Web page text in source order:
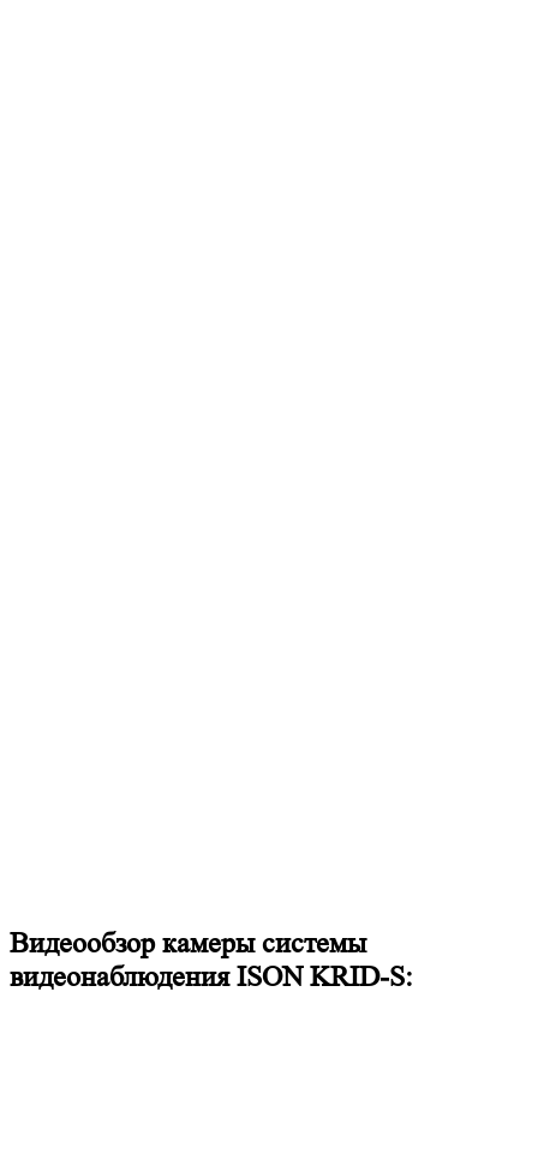
Видеообзор камеры системы
видеонаблюдения ISON KRID-S: